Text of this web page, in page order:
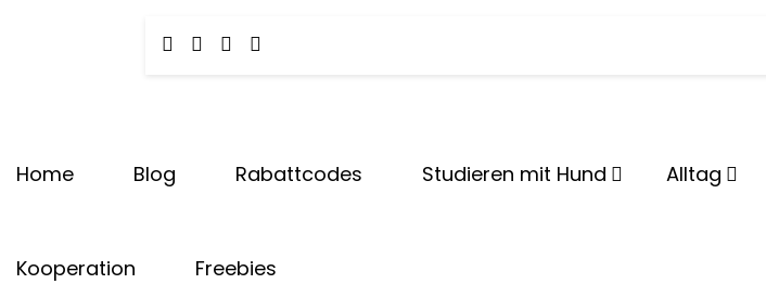
Home Blog Rabattcodes Studieren mit Hund Alltag
Kooperation Freebies